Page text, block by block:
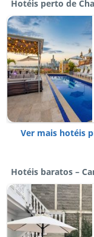
Hotéis perto de
Ver mais hotéis
Hotéis baratos –